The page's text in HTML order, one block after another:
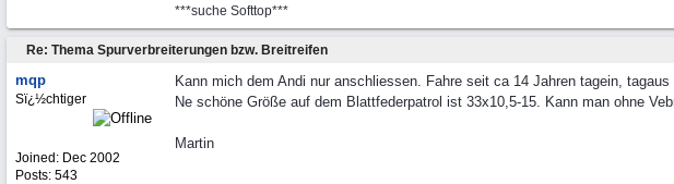
***suche Softtop***
Re: Thema Spurverbreiterungen bzw. Breitreifen
mqp
Sï¿½chtiger
Joined: Dec 2002
Posts: 543
Kann mich dem Andi nur anschliessen. Fahre seit ca 14 Jahren tagein,
Ne schöne Größe auf dem Blattfederpatrol ist 33x10,5-15. Kann man ohne
Martin